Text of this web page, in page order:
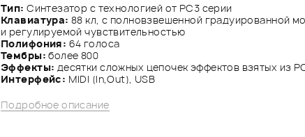
Тип:Синтезатор с технологией от РС3 серии
Клавиатура:88 кл, с полновзвешенной градуированной
и регулируемой чувствительностью
Полифония: 64 голоса
Тембры:более 800
Эффекты: десятки сложных цепочек эффектов взятых из
Интерфейс: MIDI (In,Out), USB
Подробное описание